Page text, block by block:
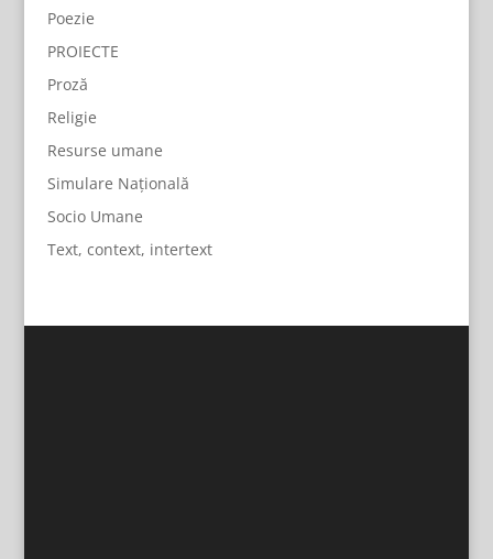
Poezie
PROIECTE
Proză
Religie
Resurse umane
Simulare Națională
Socio Umane
Text, context, intertext